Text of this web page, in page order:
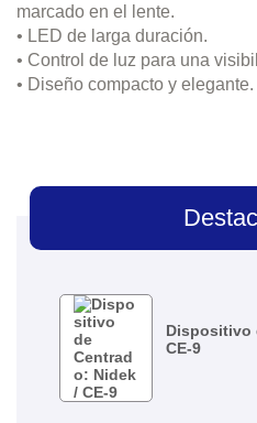
marcado en el lente.
• LED de larga duración.
• Control de luz para una
• Diseño compacto y elegante.
Dispositivo
CE-9